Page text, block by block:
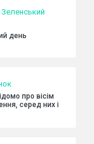
день
про вісім
серед них і